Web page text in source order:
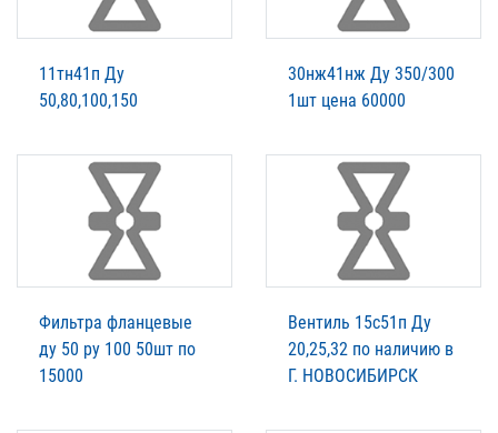
11тн41п Ду
50,80,100,150
30нж41нж Ду 350/300
1шт цена 60000
Фильтра фланцевые
ду 50 ру 100 50шт по
15000
Вентиль 15с51п Ду
20,25,32 по наличию в
Г. НОВОСИБИРСК